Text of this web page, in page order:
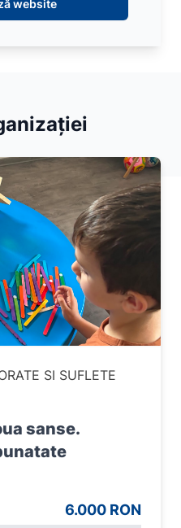
website
SI SUFLETE
sanse.
6.000 RON